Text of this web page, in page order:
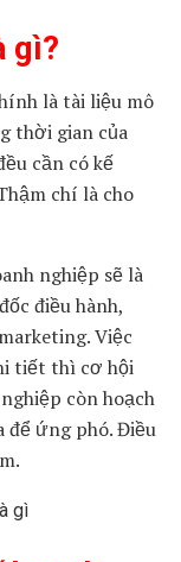
gì?
là tài liệu mô
thời gian của
cần có kế
chí là cho
nghiệp sẽ là
điều hành,
Việc
tiết thì cơ hội
còn hoạch
ứng phó. Điều